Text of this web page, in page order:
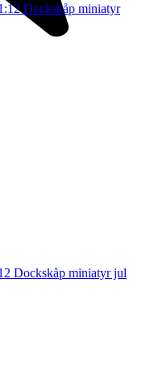
Dockskåp miniatyr
Dockskåp miniatyr jul